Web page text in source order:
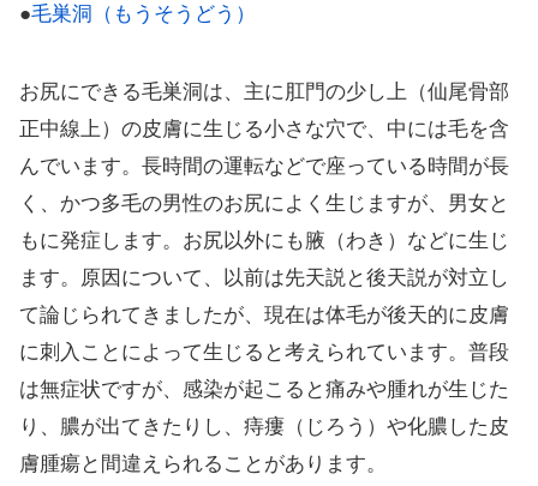
●毛巣洞（もうそうどう）
お尻にできる毛巣洞は、主に肛門の少し上（仙尾骨部
正中線上）の皮膚に生じる小さな穴で、中には毛を含
んでいます。長時間の運転などで座っている時間が長
く、かつ多毛の男性のお尻によく生じますが、男女と
もに発症します。お尻以外にも腋（わき）などに生じ
ます。原因について、以前は先天説と後天説が対立し
て論じられてきましたが、現在は体毛が後天的に皮膚
に刺入ことによって生じると考えられています。普段
は無症状ですが、感染が起こると痛みや腫れが生じた
り、膿が出てきたりし、痔瘻（じろう）や化膿した皮
膚腫瘍と間違えられることがあります。